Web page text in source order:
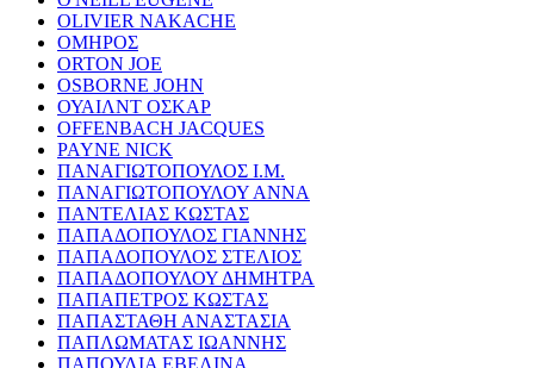
OLIVIER NAKACHE
ΟΜΗΡΟΣ
ORTON JOE
OSBORNE JOHN
ΟΥΑΙΛΝΤ ΟΣΚΑΡ
OFFENBACH JACQUES
PAYNE NICK
ΠΑΝΑΓΙΩΤΟΠΟΥΛΟΣ Ι.Μ.
ΠΑΝΑΓΙΩΤΟΠΟΥΛΟΥ ΑΝΝΑ
ΠΑΝΤΕΛΙΑΣ ΚΩΣΤΑΣ
ΠΑΠΑΔΟΠΟΥΛΟΣ ΓΙΑΝΝΗΣ
ΠΑΠΑΔΟΠΟΥΛΟΣ ΣΤΕΛΙΟΣ
ΠΑΠΑΔΟΠΟΥΛΟΥ ΔΗΜΗΤΡΑ
ΠΑΠΑΠΕΤΡΟΣ ΚΩΣΤΑΣ
ΠΑΠΑΣΤΑΘΗ ΑΝΑΣΤΑΣΙΑ
ΠΑΠΛΩΜΑΤΑΣ ΙΩΑΝΝΗΣ
ΠΑΠΟΥΛΙΑ ΕΒΕΛΙΝΑ